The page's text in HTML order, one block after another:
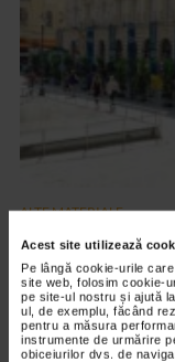
Acest site utilizează
Pe lângă cookie-urile
site web, folosim cookie-
pe site-ul nostru și ajută
ul, de exemplu, făcând
pentru a măsura
instrumente de urmărire
obiceiurilor dvs. de
ALTE MATERIALE
Art Safari 2021
2.845 vizualizari
VIDEO